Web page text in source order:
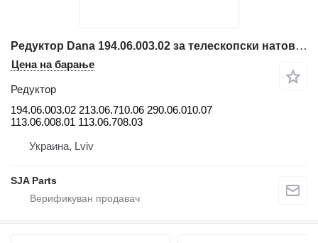
Редуктор Dana 194.06.003.02 за телескопски натоварувач JCB
Цена на барање
Редуктор
194.06.003.02 213.06.710.06 290.06.010.07
113.06.008.01 113.06.708.03
Украина, Lviv
SJA Parts